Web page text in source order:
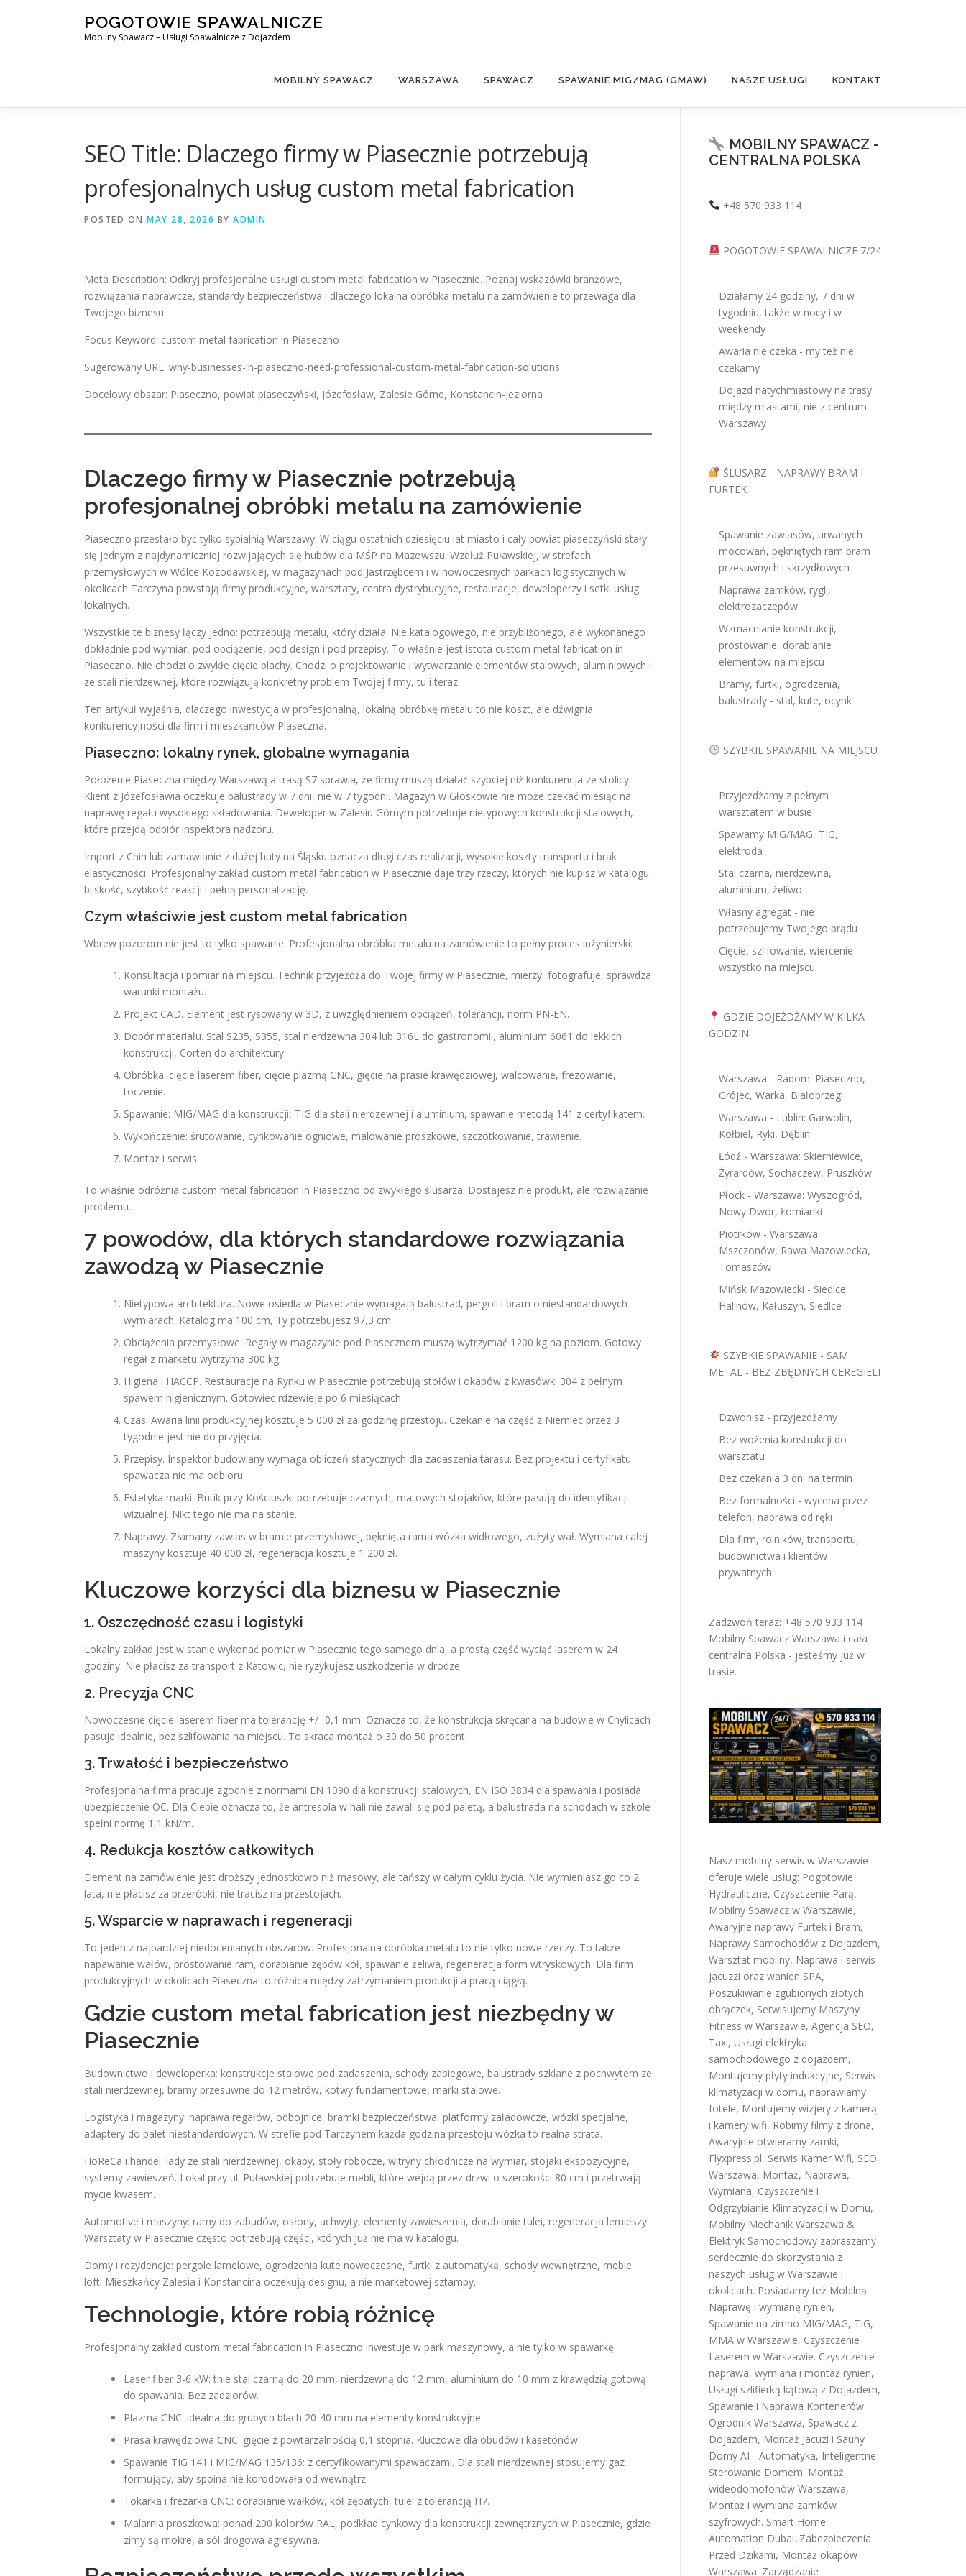
POGOTOWIE SPAWALNICZE
Mobilny Spawacz – Usługi Spawalnicze z Dojazdem
MOBILNY SPAWACZ WARSZAWA SPAWACZ SPAWANIE MIG/MAG (GMAW) NASZE USŁUGI KONTAKT
SEO Title: Dlaczego firmy w Piasecznie potrzebują
profesjonalnych usług custom metal fabrication
POSTED ON MAY 28, 2026 BY ADMIN
Meta Description: Odkryj profesjonalne usługi custom metal fabrication w Piasecznie. Poznaj wskazówki branżowe,
rozwiązania naprawcze, standardy bezpieczeństwa i dlaczego lokalna obróbka metalu na zamówienie to przewaga dla
Twojego biznesu.
Focus Keyword: custom metal fabrication in Piaseczno
Sugerowany URL: why-businesses-in-piaseczno-need-professional-custom-metal-fabrication-solutions
Docelowy obszar: Piaseczno, powiat piaseczyński, Józefosław, Zalesie Górne, Konstancin-Jeziorna
Dlaczego firmy w Piasecznie potrzebują
profesjonalnej obróbki metalu na zamówienie
Piaseczno przestało być tylko sypialnią Warszawy. W ciągu ostatnich dziesięciu lat miasto i cały powiat piaseczyński stały
się jednym z najdynamiczniej rozwijających się hubów dla MŚP na Mazowszu. Wzdłuż Puławskiej, w strefach
przemysłowych w Wólce Kozodawskiej, w magazynach pod Jastrzębcem i w nowoczesnych parkach logistycznych w
okolicach Tarczyna powstają firmy produkcyjne, warsztaty, centra dystrybucyjne, restauracje, deweloperzy i setki usług
lokalnych.
Wszystkie te biznesy łączy jedno: potrzebują metalu, który działa. Nie katalogowego, nie przybliżonego, ale wykonanego
dokładnie pod wymiar, pod obciążenie, pod design i pod przepisy. To właśnie jest istota custom metal fabrication in
Piaseczno. Nie chodzi o zwykłe cięcie blachy. Chodzi o projektowanie i wytwarzanie elementów stalowych, aluminiowych i
ze stali nierdzewnej, które rozwiązują konkretny problem Twojej firmy, tu i teraz.
Ten artykuł wyjaśnia, dlaczego inwestycja w profesjonalną, lokalną obróbkę metalu to nie koszt, ale dźwignia
konkurencyjności dla firm i mieszkańców Piaseczna.
Piaseczno: lokalny rynek, globalne wymagania
Położenie Piaseczna między Warszawą a trasą S7 sprawia, że firmy muszą działać szybciej niż konkurencja ze stolicy.
Klient z Józefosławia oczekuje balustrady w 7 dni, nie w 7 tygodni. Magazyn w Głoskowie nie może czekać miesiąc na
naprawę regału wysokiego składowania. Deweloper w Zalesiu Górnym potrzebuje nietypowych konstrukcji stalowych,
które przejdą odbiór inspektora nadzoru.
Import z Chin lub zamawianie z dużej huty na Śląsku oznacza długi czas realizacji, wysokie koszty transportu i brak
elastyczności. Profesjonalny zakład custom metal fabrication w Piasecznie daje trzy rzeczy, których nie kupisz w katalogu:
bliskość, szybkość reakcji i pełną personalizację.
Czym właściwie jest custom metal fabrication
Wbrew pozorom nie jest to tylko spawanie. Profesjonalna obróbka metalu na zamówienie to pełny proces inżynierski:
Konsultacja i pomiar na miejscu. Technik przyjeżdża do Twojej firmy w Piasecznie, mierzy, fotografuje, sprawdza
warunki montażu.
Projekt CAD. Element jest rysowany w 3D, z uwzględnieniem obciążeń, tolerancji, norm PN-EN.
Dobór materiału. Stal S235, S355, stal nierdzewna 304 lub 316L do gastronomii, aluminium 6061 do lekkich
konstrukcji, Corten do architektury.
Obróbka: cięcie laserem fiber, cięcie plazmą CNC, gięcie na prasie krawędziowej, walcowanie, frezowanie,
toczenie.
Spawanie: MIG/MAG dla konstrukcji, TIG dla stali nierdzewnej i aluminium, spawanie metodą 141 z certyfikatem.
Wykończenie: śrutowanie, cynkowanie ogniowe, malowanie proszkowe, szczotkowanie, trawienie.
Montaż i serwis.
To właśnie odróżnia custom metal fabrication in Piaseczno od zwykłego ślusarza. Dostajesz nie produkt, ale rozwiązanie
problemu.
7 powodów, dla których standardowe rozwiązania
zawodzą w Piasecznie
Nietypowa architektura. Nowe osiedla w Piasecznie wymagają balustrad, pergoli i bram o niestandardowych
wymiarach. Katalog ma 100 cm, Ty potrzebujesz 97,3 cm.
Obciążenia przemysłowe. Regały w magazynie pod Piasecznem muszą wytrzymać 1200 kg na poziom. Gotowy
regał z marketu wytrzyma 300 kg.
Higiena i HACCP. Restauracje na Rynku w Piasecznie potrzebują stołów i okapów z kwasówki 304 z pełnym
spawem higienicznym. Gotowiec rdzewieje po 6 miesiącach.
Czas. Awaria linii produkcyjnej kosztuje 5 000 zł za godzinę przestoju. Czekanie na część z Niemiec przez 3
tygodnie jest nie do przyjęcia.
Przepisy. Inspektor budowlany wymaga obliczeń statycznych dla zadaszenia tarasu. Bez projektu i certyfikatu
spawacza nie ma odbioru.
Estetyka marki. Butik przy Kościuszki potrzebuje czarnych, matowych stojaków, które pasują do identyfikacji
wizualnej. Nikt tego nie ma na stanie.
Naprawy. Złamany zawias w bramie przemysłowej, pęknięta rama wózka widłowego, zużyty wał. Wymiana całej
maszyny kosztuje 40 000 zł, regeneracja kosztuje 1 200 zł.
Kluczowe korzyści dla biznesu w Piasecznie
1. Oszczędność czasu i logistyki
Lokalny zakład jest w stanie wykonać pomiar w Piasecznie tego samego dnia, a prostą część wyciąć laserem w 24
godziny. Nie płacisz za transport z Katowic, nie ryzykujesz uszkodzenia w drodze.
2. Precyzja CNC
Nowoczesne cięcie laserem fiber ma tolerancję +/- 0,1 mm. Oznacza to, że konstrukcja skręcana na budowie w Chylicach
pasuje idealnie, bez szlifowania na miejscu. To skraca montaż o 30 do 50 procent.
3. Trwałość i bezpieczeństwo
Profesjonalna firma pracuje zgodnie z normami EN 1090 dla konstrukcji stalowych, EN ISO 3834 dla spawania i posiada
ubezpieczenie OC. Dla Ciebie oznacza to, że antresola w hali nie zawali się pod paletą, a balustrada na schodach w szkole
spełni normę 1,1 kN/m.
4. Redukcja kosztów całkowitych
Element na zamówienie jest droższy jednostkowo niż masowy, ale tańszy w całym cyklu życia. Nie wymieniasz go co 2
lata, nie płacisz za przeróbki, nie tracisz na przestojach.
5. Wsparcie w naprawach i regeneracji
To jeden z najbardziej niedocenianych obszarów. Profesjonalna obróbka metalu to nie tylko nowe rzeczy. To także
napawanie wałów, prostowanie ram, dorabianie zębów kół, spawanie żeliwa, regeneracja form wtryskowych. Dla firm
produkcyjnych w okolicach Piaseczna to różnica między zatrzymaniem produkcji a pracą ciągłą.
Gdzie custom metal fabrication jest niezbędny w
Piasecznie
Budownictwo i deweloperka: konstrukcje stalowe pod zadaszenia, schody zabiegowe, balustrady szklane z pochwytem ze
stali nierdzewnej, bramy przesuwne do 12 metrów, kotwy fundamentowe, marki stalowe.
Logistyka i magazyny: naprawa regałów, odbojnice, bramki bezpieczeństwa, platformy załadowcze, wózki specjalne,
adaptery do palet niestandardowych. W strefie pod Tarczynem każda godzina przestoju wózka to realna strata.
HoReCa i handel: lady ze stali nierdzewnej, okapy, stoły robocze, witryny chłodnicze na wymiar, stojaki ekspozycyjne,
systemy zawieszeń. Lokal przy ul. Puławskiej potrzebuje mebli, które wejdą przez drzwi o szerokości 80 cm i przetrwają
mycie kwasem.
Automotive i maszyny: ramy do zabudów, osłony, uchwyty, elementy zawieszenia, dorabianie tulei, regeneracja lemieszy.
Warsztaty w Piasecznie często potrzebują części, których już nie ma w katalogu.
Domy i rezydencje: pergole lamelowe, ogrodzenia kute nowoczesne, furtki z automatyką, schody wewnętrzne, meble
loft. Mieszkańcy Zalesia i Konstancina oczekują designu, a nie marketowej sztampy.
Technologie, które robią różnicę
Profesjonalny zakład custom metal fabrication in Piaseczno inwestuje w park maszynowy, a nie tylko w spawarkę.
Laser fiber 3-6 kW: tnie stal czarną do 20 mm, nierdzewną do 12 mm, aluminium do 10 mm z krawędzią gotową
do spawania. Bez zadziorów.
Plazma CNC: idealna do grubych blach 20-40 mm na elementy konstrukcyjne.
Prasa krawędziowa CNC: gięcie z powtarzalnością 0,1 stopnia. Kluczowe dla obudów i kasetonów.
Spawanie TIG 141 i MIG/MAG 135/136: z certyfikowanymi spawaczami. Dla stali nierdzewnej stosujemy gaz
formujący, aby spoina nie korodowała od wewnątrz.
Tokarka i frezarka CNC: dorabianie wałków, kół zębatych, tulei z tolerancją H7.
Malarnia proszkowa: ponad 200 kolorów RAL, podkład cynkowy dla konstrukcji zewnętrznych w Piasecznie, gdzie
zimy są mokre, a sól drogowa agresywna.
MOBILNY SPAWACZ -
CENTRALNA POLSKA
+48 570 933 114
POGOTOWIE SPAWALNICZE 7/24
Działamy 24 godziny, 7 dni w
tygodniu, także w nocy i w
weekendy
Awaria nie czeka - my też nie
czekamy
Dojazd natychmiastowy na trasy
między miastami, nie z centrum
Warszawy
ŚLUSARZ - NAPRAWY BRAM I
FURTEK
Spawanie zawiasów, urwanych
mocowań, pękniętych ram bram
przesuwnych i skrzydłowych
Naprawa zamków, rygli,
elektrozaczepów
Wzmacnianie konstrukcji,
prostowanie, dorabianie
elementów na miejscu
Bramy, furtki, ogrodzenia,
balustrady - stal, kute, ocynk
SZYBKIE SPAWANIE NA MIEJSCU
Przyjeżdżamy z pełnym
warsztatem w busie
Spawamy MIG/MAG, TIG,
elektroda
Stal czarna, nierdzewna,
aluminium, żeliwo
Własny agregat - nie
potrzebujemy Twojego prądu
Cięcie, szlifowanie, wiercenie -
wszystko na miejscu
GDZIE DOJEŻDŻAMY W KILKA
GODZIN
Warszawa - Radom: Piaseczno,
Grójec, Warka, Białobrzegi
Warszawa - Lublin: Garwolin,
Kołbiel, Ryki, Dęblin
Łódź - Warszawa: Skierniewice,
Żyrardów, Sochaczew, Pruszków
Płock - Warszawa: Wyszogród,
Nowy Dwór, Łomianki
Piotrków - Warszawa:
Mszczonów, Rawa Mazowiecka,
Tomaszów
Mińsk Mazowiecki - Siedlce:
Halinów, Kałuszyn, Siedlce
SZYBKIE SPAWANIE - SAM
METAL - BEZ ZBĘDNYCH CEREGIELI
Dzwonisz - przyjeżdżamy
Bez wożenia konstrukcji do
warsztatu
Bez czekania 3 dni na termin
Bez formalności - wycena przez
telefon, naprawa od ręki
Dla firm, rolników, transportu,
budownictwa i klientów
prywatnych
Zadzwoń teraz: +48 570 933 114
Mobilny Spawacz Warszawa i cała
centralna Polska - jesteśmy już w
trasie.
Nasz mobilny serwis w Warszawie
oferuje wiele usług: Pogotowie
Hydrauliczne, Czyszczenie Parą,
Mobilny Spawacz w Warszawie,
Awaryjne naprawy Furtek i Bram,
Naprawy Samochodów z Dojazdem,
Warsztat mobilny, Naprawa i serwis
jacuzzi oraz wanien SPA,
Poszukiwanie zgubionych złotych
obrączek, Serwisujemy Maszyny
Fitness w Warszawie, Agencja SEO,
Taxi, Usługi elektryka
samochodowego z dojazdem,
Montujemy płyty indukcyjne, Serwis
klimatyzacji w domu, naprawiamy
fotele, Montujemy wizjery z kamerą
i kamery wifi, Robimy filmy z drona,
Awaryjnie otwieramy zamki,
Flyxpress.pl, Serwis Kamer Wifi, SEO
Warszawa, Montaż, Naprawa,
Wymiana, Czyszczenie i
Odgrzybianie Klimatyzacji w Domu,
Mobilny Mechanik Warszawa &
Elektryk Samochodowy zapraszamy
serdecznie do skorzystania z
naszych usług w Warszawie i
okolicach. Posiadamy też Mobilną
Naprawę i wymianę rynien,
Spawanie na zimno MIG/MAG, TIG,
MMA w Warszawie, Czyszczenie
Laserem w Warszawie. Czyszczenie
naprawa, wymiana i montaż rynien,
Usługi szlifierką kątową z Dojazdem,
Spawanie i Naprawa Kontenerów
Ogrodnik Warszawa, Spawacz z
Dojazdem, Montaż Jacuzi i Sauny
Domy AI - Automatyka, Inteligentne
Sterowanie Domem. Montaż
wideodomofonów Warszawa,
Montaż i wymiana zamków
szyfrowych. Smart Home
Automation Dubai. Zabezpieczenia
Przed Dzikami, Montaż okapów
Warszawa. Zarządzanie